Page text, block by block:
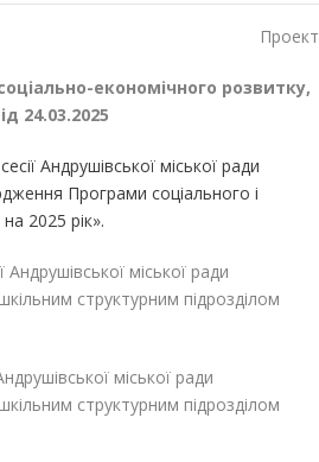
Проект
економічного розвитку,
24.03.2025
Андрушівської міської ради
Програми соціального і
2025 рік».
Андрушівської міської ради
структурним підрозділом
міської ради
структурним підрозділом